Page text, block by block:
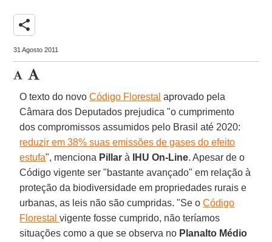
share
31 Agosto 2011
O texto do novo Código Florestal aprovado pela
Câmara dos Deputados prejudica "o cumprimento
dos compromissos assumidos pelo Brasil até 2020:
reduzir em 38% suas emissões de gases do efeito
estufa", menciona Pillar à IHU On-Line. Apesar de o
Código vigente ser "bastante avançado" em relação à
proteção da biodiversidade em propriedades rurais e
urbanas, as leis não são cumpridas. "Se oCódigo
Florestalvigente fosse cumprido, não teríamos
situações como a que se observa no Planalto Médio